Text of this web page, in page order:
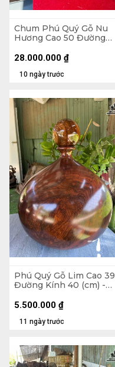
Chum Phú Quý Gỗ Nu
Hương Cao 50 Đường
10 ngày trước
28.000.000 ₫
Phú Quý Gỗ Lim Cao 39
Đường Kính 40 (cm) -
11 ngày trước
5.500.000 ₫